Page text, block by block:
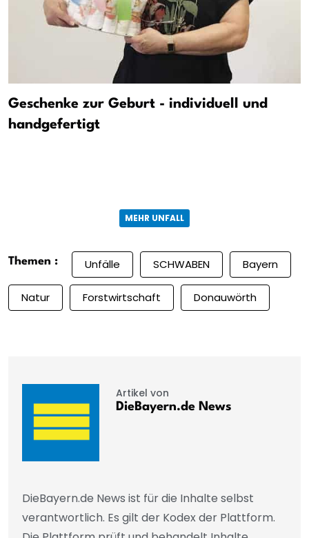
Geschenke zur Geburt - individuell und
handgefertigt
MEHR UNFALL
Themen : Unfälle SCHWABEN Bayern
Natur Forstwirtschaft Donauwörth
Artikel von
DieBayern.de News
DieBayern.de News ist für die Inhalte selbst
verantwortlich. Es gilt der Kodex der Plattform.